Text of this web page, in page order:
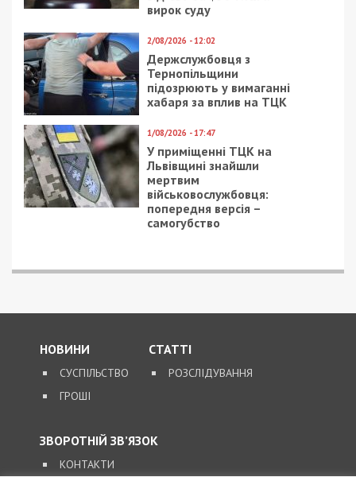
вирок суду
2/08/2026 - 12:02
Держслужбовця з
Тернопільщини
підозрюють у вимаганні
хабаря за вплив на ТЦК
1/08/2026 - 17:47
У приміщенні ТЦК на
Львівщині знайшли
мертвим
військовослужбовця:
попередня версія –
самогубство
НОВИНИ
СУСПІЛЬСТВО
ГРОШІ
СТАТТІ
РОЗСЛІДУВАННЯ
ЗВОРОТНІЙ ЗВ’ЯЗОК
КОНТАКТИ